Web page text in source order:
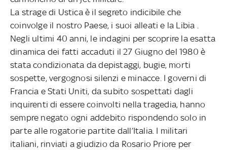
La strage di Ustica è il segreto indicibile che
coinvolge il nostro Paese, i suoi alleati e la Libia .
Negli ultimi 40 anni, le indagini per scoprire la esatta
dinamica dei fatti accaduti il 27 Giugno del 1980 è
stata condizionata da depistaggi, bugie, morti
sospette, vergognosi silenzi e minacce. I governi di
Francia e Stati Uniti, da subito sospettati dagli
inquirenti di essere coinvolti nella tragedia, hanno
sempre negato ogni addebito rispondendo solo in
parte alle rogatorie partite dall’Italia. I militari
italiani, rinviati a giudizio da Rosario Priore per